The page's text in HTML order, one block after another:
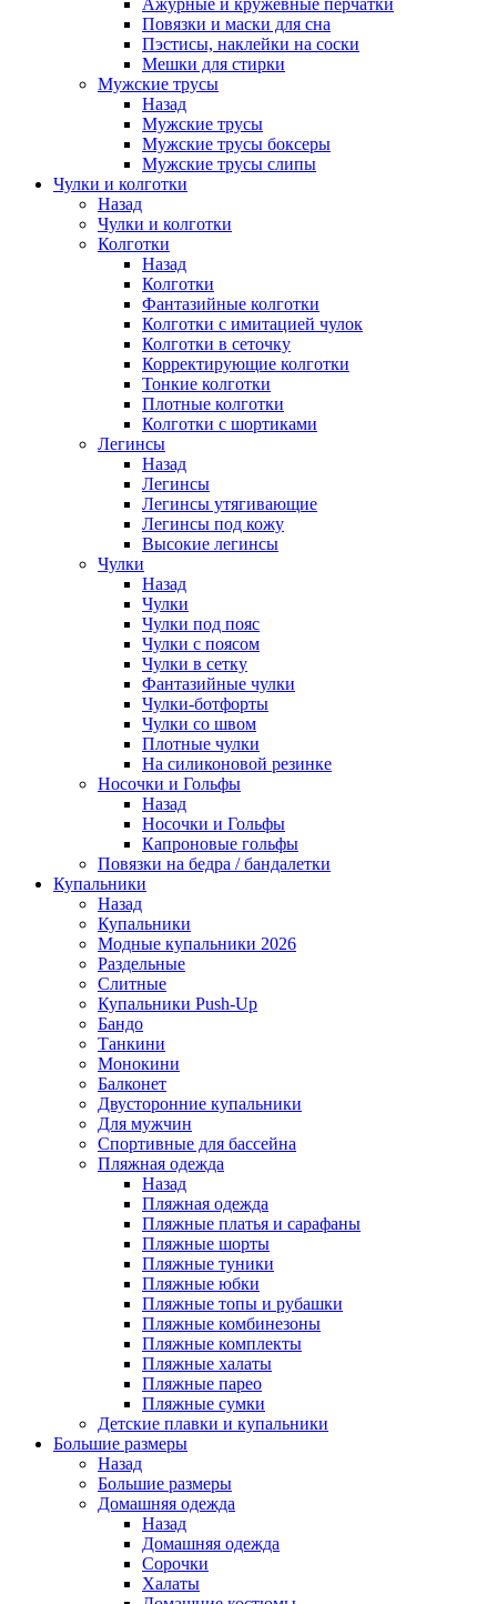
Ажурные и кружевные перчатки
Повязки и маски для сна
Пэстисы, наклейки на соски
Мешки для стирки
Мужские трусы
Назад
Мужские трусы
Мужские трусы боксеры
Мужские трусы слипы
Чулки и колготки
Назад
Чулки и колготки
Колготки
Назад
Колготки
Фантазийные колготки
Колготки с имитацией чулок
Колготки в сеточку
Корректирующие колготки
Тонкие колготки
Плотные колготки
Колготки с шортиками
Легинсы
Назад
Легинсы
Легинсы утягивающие
Легинсы под кожу
Высокие легинсы
Чулки
Назад
Чулки
Чулки под пояс
Чулки с поясом
Чулки в сетку
Фантазийные чулки
Чулки-ботфорты
Чулки со швом
Плотные чулки
На силиконовой резинке
Носочки и Гольфы
Назад
Носочки и Гольфы
Капроновые гольфы
Повязки на бедра / бандалетки
Купальники
Назад
Купальники
Модные купальники 2026
Раздельные
Слитные
Купальники Push-Up
Бандо
Танкини
Монокини
Балконет
Двусторонние купальники
Для мужчин
Спортивные для бассейна
Пляжная одежда
Назад
Пляжная одежда
Пляжные платья и сарафаны
Пляжные шорты
Пляжные туники
Пляжные юбки
Пляжные топы и рубашки
Пляжные комбинезоны
Пляжные комплекты
Пляжные халаты
Пляжные парео
Пляжные сумки
Детские плавки и купальники
Большие размеры
Назад
Большие размеры
Домашняя одежда
Назад
Домашняя одежда
Сорочки
Халаты